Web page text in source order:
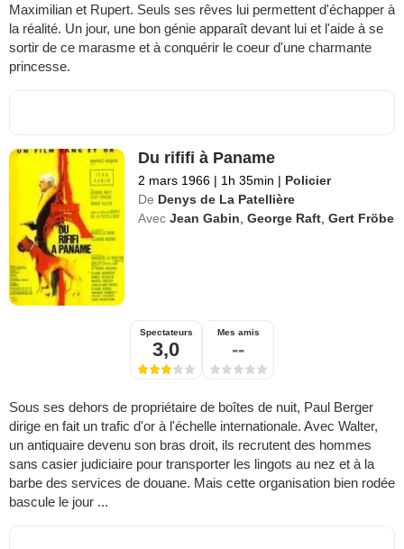
Maximilian et Rupert. Seuls ses rêves lui permettent d'échapper à
la réalité. Un jour, une bon génie apparaît devant lui et l'aide à se
sortir de ce marasme et à conquérir le coeur d'une charmante
princesse.
Du rififi à Paname
2 mars 1966 | 1h 35min | Policier
De Denys de La Patellière
Avec Jean Gabin ,George Raft ,Gert Fröbe
Spectateurs
3,0
Mes amis
--
Sous ses dehors de propriétaire de boîtes de nuit, Paul Berger
dirige en fait un trafic d'or à l'échelle internationale. Avec Walter,
un antiquaire devenu son bras droit, ils recrutent des hommes
sans casier judiciaire pour transporter les lingots au nez et à la
barbe des services de douane. Mais cette organisation bien rodée
bascule le jour ...